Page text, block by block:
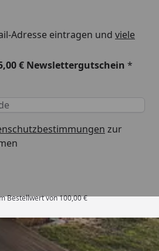
Adresse eintragen und viele
€ Newslettergutschein *
zur
Bestellwert von 100,00 €